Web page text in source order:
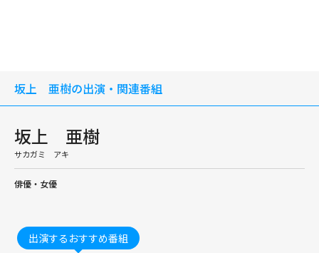
坂上 亜樹の出演・関連番組
坂上 亜樹
サカガミ アキ
俳優・女優
出演するおすすめ番組